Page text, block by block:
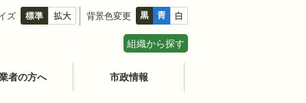
ズ 背景色変更
組織から探す
者の方へ 市政情報